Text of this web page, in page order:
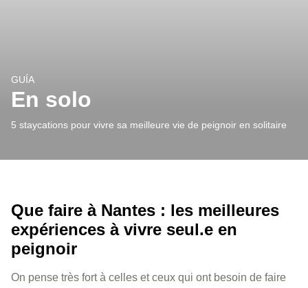
GUÍA
En solo
5 staycations pour vivre sa meilleure vie de peignoir en solitaire
Que faire à Nantes : les meilleures
expériences à vivre seul.e en
peignoir
On pense très fort à celles et ceux qui ont besoin de faire